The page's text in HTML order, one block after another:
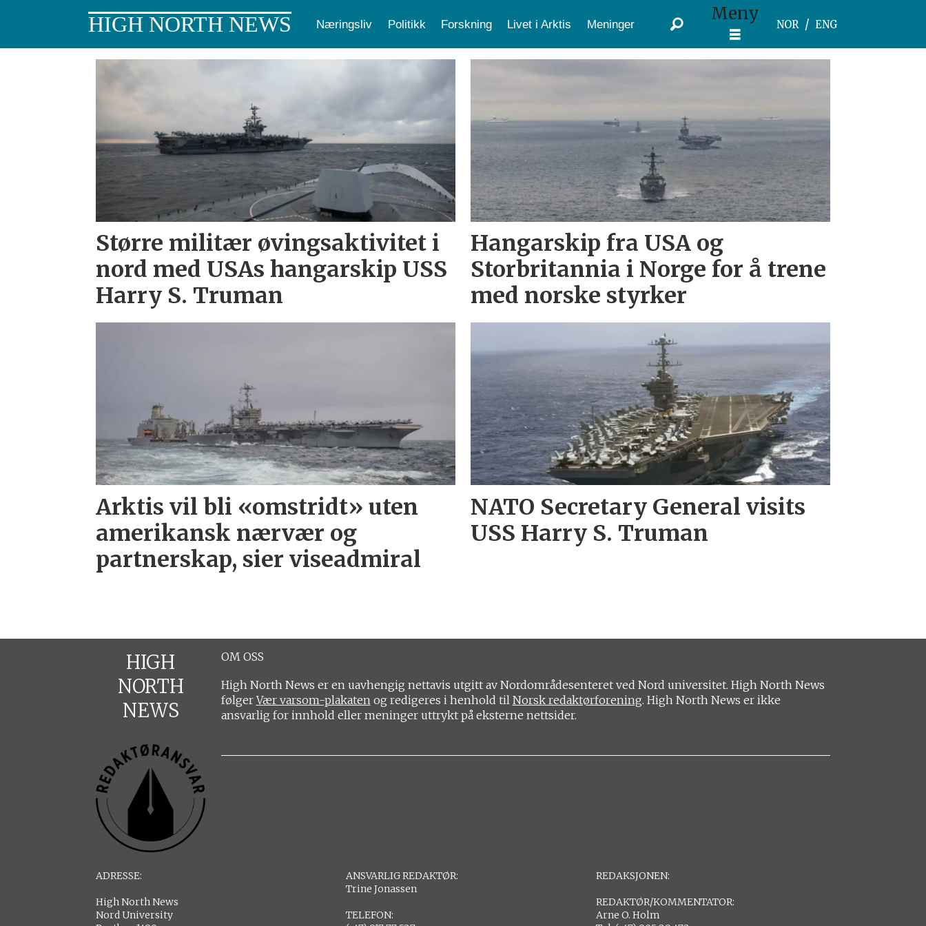
HIGH NORTH NEWS Næringsliv Politikk Forskning Livet i Arktis Meninger Meny
NOR ENG
trumanStørre militær øvingsaktivitet i
nord med USAs hangarskip USS
Harry S. Truman
Hangarskip fra USA og
Storbritannia i Norge for å trene
med norske styrker
Arktis vil bli «omstridt» uten
amerikansk nærvær og
partnerskap, sier viseadmiral
NATO Secretary General visits
USS Harry S. Truman
HIGH
NORTH
NEWS
OM OSS
High North News er en uavhengig nettavis utgitt av Nordområdesenteret ved Nord universitet. High North News
følgerVær varsom-plakatenog redigeres i henhold til Norsk redaktørforening. High North News er ikke
ansvarlig for innhold eller meninger uttrykt på eksterne nettsider.
ADRESSE:
High North News
Nord University
ANSVARLIG REDAKTØR:
Trine Jonassen
TELEFON:
REDAKSJONEN:
REDAKTØR/KOMMENTATOR:
Arne O. Holm